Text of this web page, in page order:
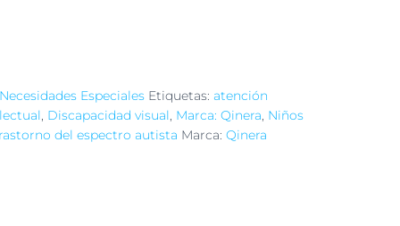
Necesidades Especiales Etiquetas: atención
, Discapacidad visual, Marca: Qinera, Niños
del espectro autista Marca: Qinera